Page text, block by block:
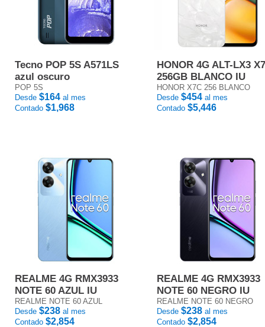
Tecno POP 5S A571LS
azul oscuro
POP 5S
Desde $164 al mes
Contado $1,968
HONOR 4G ALT-LX3
256GB BLANCO IU
HONOR X7C 256 BLANCO
Desde $454 al mes
Contado $5,446
REALME 4G RMX3933
NOTE 60 AZUL IU
REALME NOTE 60 AZUL
Desde $238 al mes
Contado $2,854
REALME 4G RMX3933
NOTE 60 NEGRO IU
REALME NOTE 60 NEGRO
Desde $238 al mes
Contado $2,854